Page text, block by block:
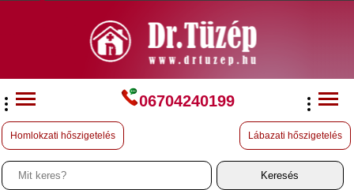
06704240199
Homlokzati hőszigetelés Lábazati hőszigetelés